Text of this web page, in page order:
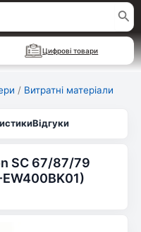
Цифрові товари
/ Витратні матеріали
Відгуки
SC 67/87/79